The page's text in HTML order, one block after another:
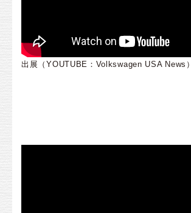
出展（YOUTUBE：Volkswagen USA News）